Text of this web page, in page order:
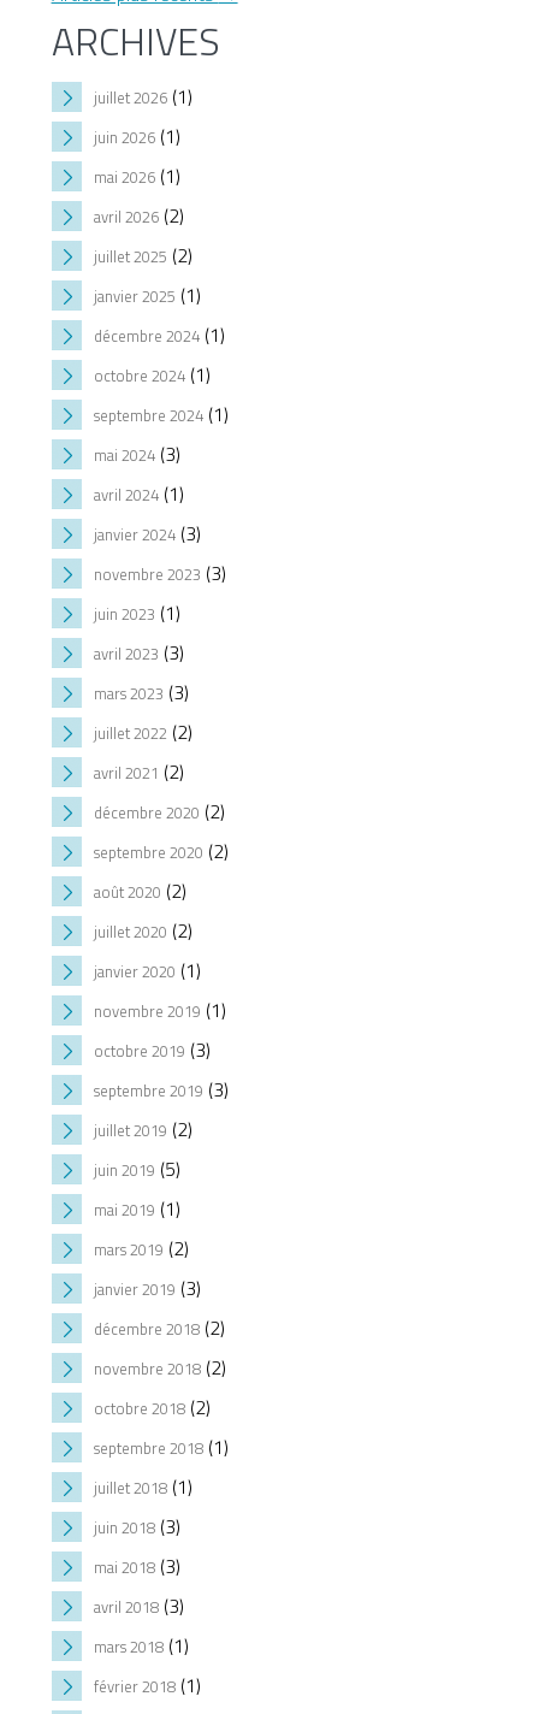
ARCHIVES
juillet 2026(1)
juin 2026(1)
mai 2026(1)
avril 2026(2)
juillet 2025 (2)
janvier 2025 (1)
décembre 2024(1)
octobre 2024(1)
septembre 2024(1)
mai 2024(3)
avril 2024(1)
janvier 2024(3)
novembre 2023 (3)
juin 2023 (1)
avril 2023 (3)
mars 2023 (3)
juillet 2022 (2)
avril 2021 (2)
décembre 2020 (2)
septembre 2020 (2)
août 2020 (2)
juillet 2020 (2)
janvier 2020 (1)
novembre 2019 (1)
octobre 2019 (3)
septembre 2019 (3)
juillet 2019 (2)
juin 2019 (5)
mai 2019 (1)
mars 2019 (2)
janvier 2019 (3)
décembre 2018(2)
novembre 2018(2)
octobre 2018(2)
septembre 2018(1)
juillet 2018(1)
juin 2018(3)
mai 2018(3)
avril 2018(3)
mars 2018(1)
février 2018(1)